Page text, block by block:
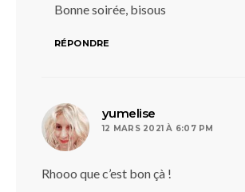
Bonne soirée, bisous
RÉPONDRE
yumelise
12 MARS 2021 À 6:07 PM
Rhooo que c’est bon çà !